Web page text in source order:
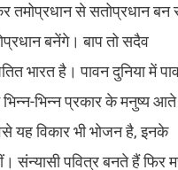
तमोप्रधान से सतोप्रधान बन
बनेंगे। बाप तो सदैव
भारत है। पावन दुनिया में
भिन्न-भिन्न प्रकार के मनुष्य आते
विकार भी भोजन है, इनके
संन्यासी पवित्र बनते हैं फिर